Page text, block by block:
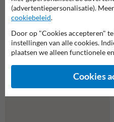
(advertentiepersonalisatie).
cookiebeleid.
Door op "Cookies accepteren"
instellingen van alle cookies.
plaatsen we alleen functionele
Cookies